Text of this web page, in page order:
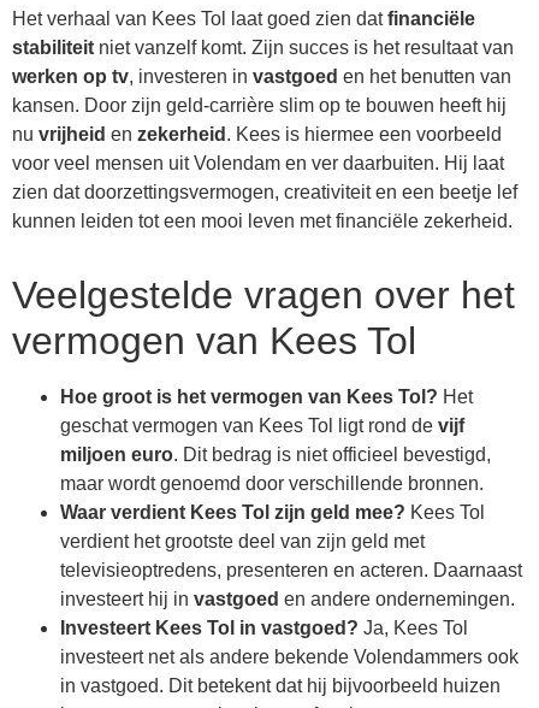
Het verhaal van Kees Tol laat goed zien datfinanciële
stabiliteit niet vanzelf komt. Zijn succes is het resultaat van
werken op tv, investeren in vastgoed en het benutten van
kansen. Door zijn geld-carrière slim op te bouwen heeft hij
nu vrijheid en zekerheid . Kees is hiermee een voorbeeld
voor veel mensen uit Volendam en ver daarbuiten. Hij laat
zien dat doorzettingsvermogen, creativiteit en een beetje lef
kunnen leiden tot een mooi leven met financiële zekerheid.
Veelgestelde vragen over het
vermogen van Kees Tol
Hoe groot is het vermogen van Kees Tol? Het
geschat vermogen van Kees Tol ligt rond de vijf
miljoen euro. Dit bedrag is niet officieel bevestigd,
maar wordt genoemd door verschillende bronnen.
Waar verdient Kees Tol zijn geld mee? Kees Tol
verdient het grootste deel van zijn geld met
televisieoptredens, presenteren en acteren. Daarnaast
investeert hij in vastgoed en andere ondernemingen.
Investeert Kees Tol in vastgoed? Ja, Kees Tol
investeert net als andere bekende Volendammers ook
in vastgoed. Dit betekent dat hij bijvoorbeeld huizen